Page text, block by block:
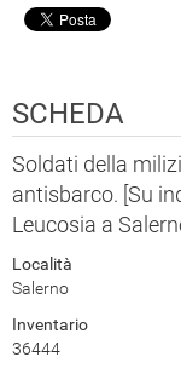
SCHEDA
Soldati della
antisbarco. [Su
Leucosia a
Località
Salerno
Inventario
36444